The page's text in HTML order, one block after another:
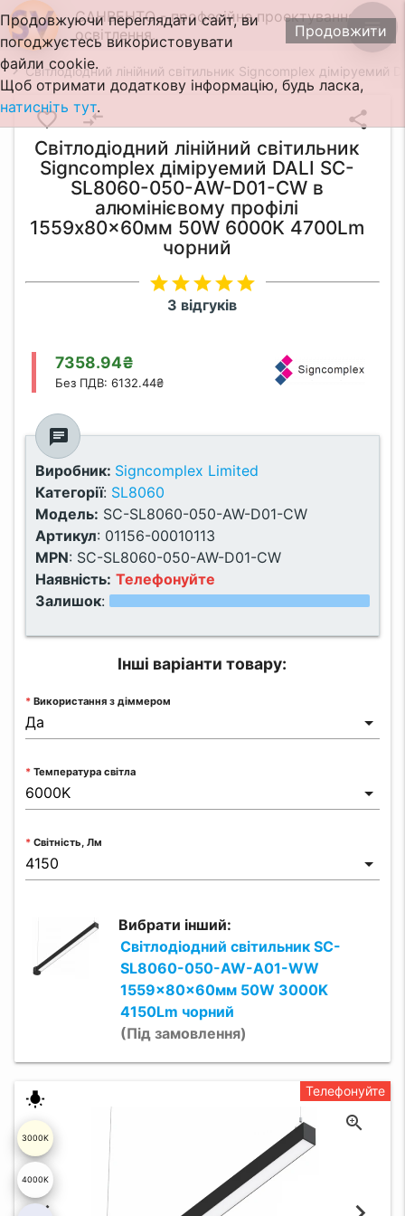
САНВЕНТО - професійне проектування
освітлення.
menu
Світлодіодний лінійний світильник Signcomplex
favorite_border compare_arrows share
Світлодіодний лінійний світильник
Signcomplex діміруемий DALI SC-
SL8060-050-AW-D01-CW в
алюмінієвому профілі
1559x80x60мм 50W 6000K 4700Lm
чорний
starstarstarstarstar
3 відгуків
7358.94₴
Без ПДВ: 6132.44₴
chat
Виробник: Signcomplex Limited
Категорії: SL8060
Модель: SC-SL8060-050-AW-D01-CW
Артикул: 01156-00010113
MPN: SC-SL8060-050-AW-D01-CW
Наявність: Телефонуйте
Залишок:
Інші варіанти товару:
Використання з діммером
Температура світла
Світність, Лм
Вибрати інший:
Світлодіодний світильник SC-
SL8060-050-AW-A01-WW
1559x80x60мм 50W 3000K
4150Lm чорний
(Під замовлення)
wb_incandescent
3000K
4000K
Телефонуйте
Продовжити
Продовжуючи переглядати сайт, ви
погоджуєтесь використовувати
файли cookie.
Щоб отримати додаткову інформацію, будь ласка,
натисніть тут.